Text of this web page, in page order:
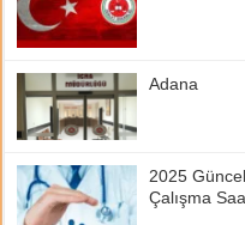
Adana
2025
Çalışma